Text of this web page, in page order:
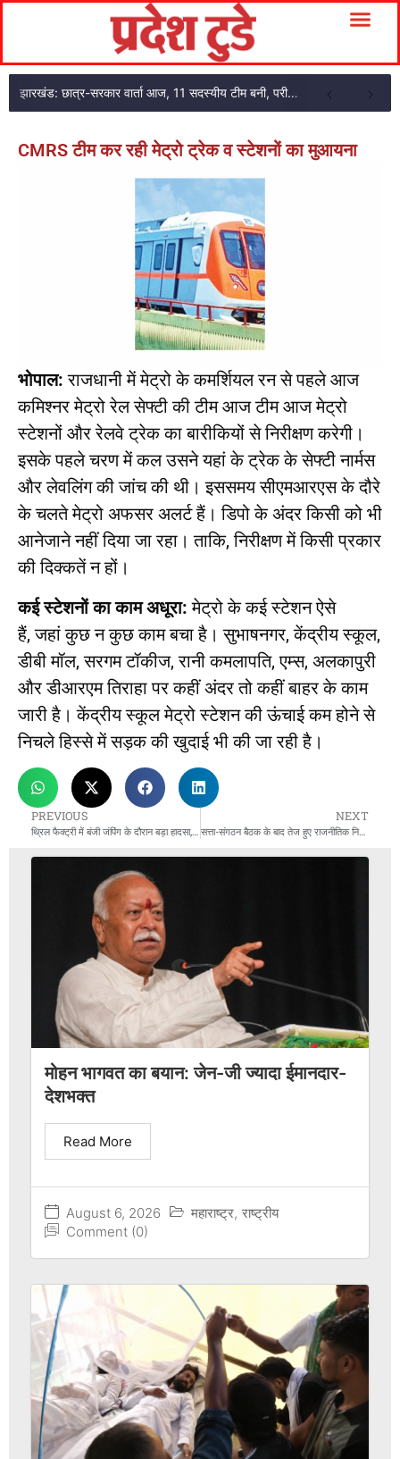
झारखंड: छात्र-सरकार वार्ता आज, 11 सदस्यीय टीम बनी, परीक्षा एजेंसी का अकाउंटेंट गिरफ्तार
CMRS टीम कर रही मेट्रो ट्रेक व स्टेशनों का मुआयना
भोपाल: राजधानी में मेट्रो के कमर्शियल रन से पहले आज
कमिश्नर मेट्रो रेल सेफ्टी की टीम आज टीम आज मेट्रो
स्टेशनों और रेलवे ट्रेक का बारीकियों से निरीक्षण करेगी।
इसके पहले चरण में कल उसने यहां के ट्रेक के सेफ्टी नार्मस
और लेवलिंग की जांच की थी। इससमय सीएमआरएस के दौरे
के चलते मेट्रो अफसर अलर्ट हैं। डिपो के अंदर किसी को भी
आनेजाने नहीं दिया जा रहा। ताकि, निरीक्षण में किसी प्रकार
की दिक्कतें न हों।
कई स्टेशनों का काम अधूरा: मेट्रो के कई स्टेशन ऐसे
हैं, जहां कुछ न कुछ काम बचा है। सुभाषनगर, केंद्रीय स्कूल,
डीबी मॉल, सरगम टॉकीज, रानी कमलापति, एम्स, अलकापुरी
और डीआरएम तिराहा पर कहीं अंदर तो कहीं बाहर के काम
जारी है। केंद्रीय स्कूल मेट्रो स्टेशन की ऊंचाई कम होने से
निचले हिस्से में सड़क की खुदाई भी की जा रही है।
PREVIOUS
थ्रिल फैक्ट्री में बंजी जंपिंग के दौरान बड़ा हादसा, 180 फीट से गिरने पर गुरुग्राम का युवक गंभीर रूप से घायल
NEXT
सत्ता-संगठन बैठक के बाद तेज हुए राजनीतिक नियुक्तियों के कयास
मोहन भागवत का बयान: जेन-जी ज्यादा ईमानदार-
देशभक्त
August 6, 2026 महाराष्ट्र, राष्ट्रीय
Comment (0)
Read More